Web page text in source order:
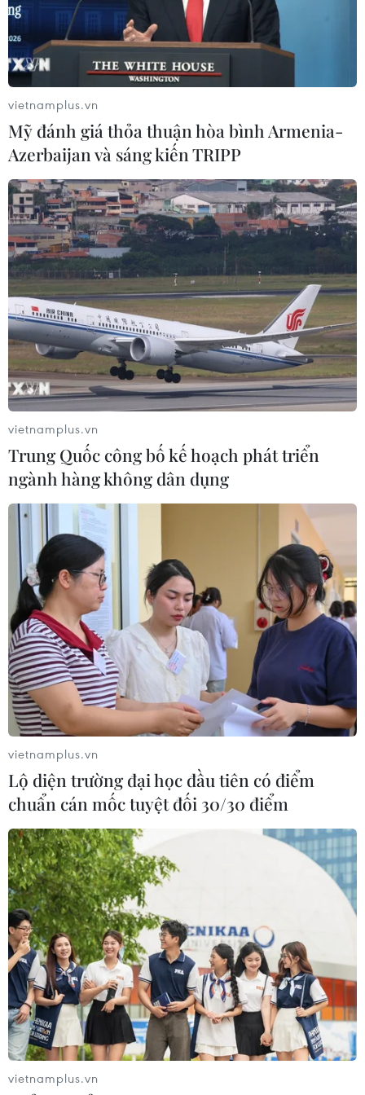
vietnamplus.vn
Mỹ đánh giá thỏa thuận hòa bình Armenia-
Azerbaijan và sáng kiến TRIPP
vietnamplus.vn
Trung Quốc công bố kế hoạch phát triển
ngành hàng không dân dụng
vietnamplus.vn
Lộ diện trường đại học đầu tiên có điểm
chuẩn cán mốc tuyệt đối 30/30 điểm
vietnamplus.vn